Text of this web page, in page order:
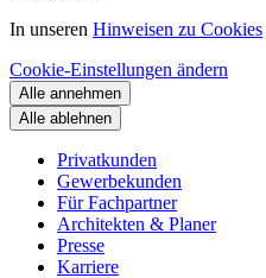
In unseren Hinweisen zu Cookies
Cookie-Einstellungen ändern
Alle annehmen
Alle ablehnen
Privatkunden
Gewerbekunden
Für Fachpartner
Architekten & Planer
Presse
Karriere